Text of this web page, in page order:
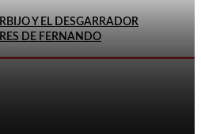
Y EL DESGARRADOR
DE FERNANDO